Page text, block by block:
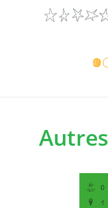
Détails du